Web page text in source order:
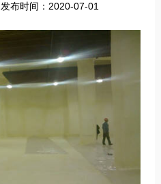
发布时间：2020-07-01